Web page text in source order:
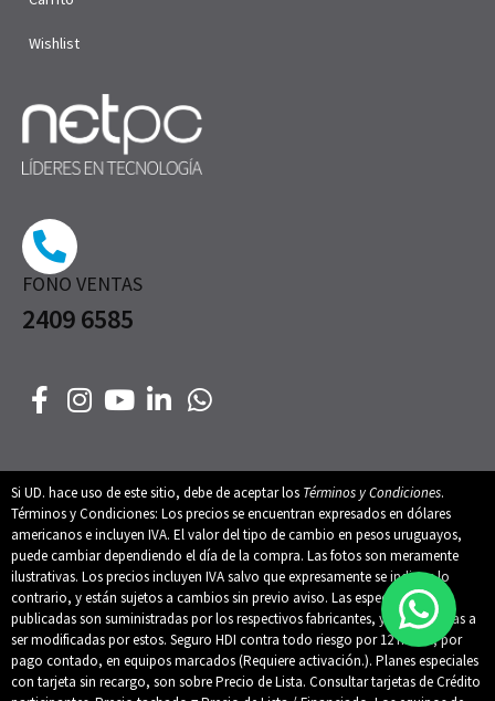
FONO VENTAS
2409 6585
Wishlist
Si UD. hace uso de este sitio, debe de aceptar los Términos y Condiciones.
Términos y Condiciones: Los precios se encuentran expresados en dólares
americanos e incluyen IVA. El valor del tipo de cambio en pesos uruguayos,
puede cambiar dependiendo el día de la compra. Las fotos son meramente
ilustrativas. Los precios incluyen IVA salvo que expresamente se indique lo
contrario, y están sujetos a cambios sin previo aviso. Las especificaciones
publicadas son suministradas por los respectivos fabricantes, y están sujetas a
ser modificadas por estos. Seguro HDI contra todo riesgo por 12 meses, por
pago contado, en equipos marcados (Requiere activación.). Planes especiales
con tarjeta sin recargo, son sobre Precio de Lista. Consultar tarjetas de Crédito